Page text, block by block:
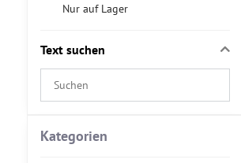
Nur auf Lager
Text suchen
Suchfilterergebnisse
Kategorien